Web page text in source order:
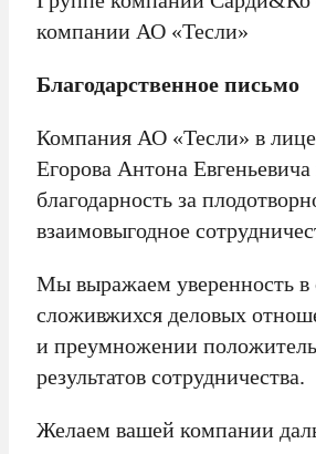
компании АО «Тесли»
Благодарственное письмо
Компания АО «Тесли» в
Егорова Антона
благодарность за
взаимовыгодное
Мы выражаем уверенность в
сложивжихся деловых
и преумножении
результатов сотрудничества.
Желаем вашей компании